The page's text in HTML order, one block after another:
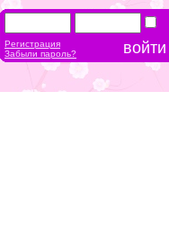
Регистрация
Забыли пароль?